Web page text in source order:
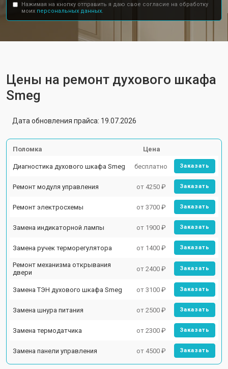
Нажимая на кнопку отправить я даю свое согласие на обработку
моих персональных данных.
Цены на ремонт духового шкафа
Smeg
Дата обновления прайса: 19.07.2026
Поломка Цена
Диагностика духового шкафа Smeg бесплатно Заказать
Ремонт модуля управления от 4250 ₽ Заказать
Ремонт электросхемы от 3700 ₽ Заказать
Замена индикаторной лампы от 1900 ₽ Заказать
Замена ручек терморегулятора от 1400 ₽ Заказать
Ремонт механизма открывания
двери
от 2400 ₽ Заказать
Замена ТЭН духового шкафа Smeg от 3100 ₽ Заказать
Замена шнура питания от 2500 ₽ Заказать
Замена термодатчика от 2300 ₽ Заказать
Замена панели управления от 4500 ₽ Заказать